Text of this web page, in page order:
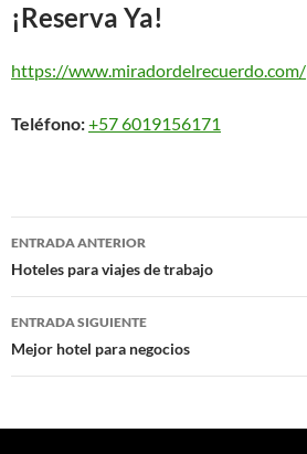
¡Reserva Ya!
https://www.miradordelrecuerdo.com/
Teléfono:+57 6019156171
Navegación
de
entradas
ENTRADA ANTERIOR
Hoteles para viajes de trabajo
ENTRADA SIGUIENTE
Mejor hotel para negocios